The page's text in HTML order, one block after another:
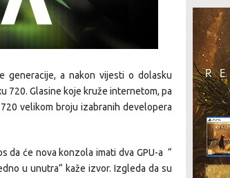
generacije, a nakon vijesti o dolasku
720. Glasine koje kruže internetom, pa
velikom broju izabranih developera
da će nova konzola imati dva GPU-a “
u unutra“ kaže izvor. Izgleda da su